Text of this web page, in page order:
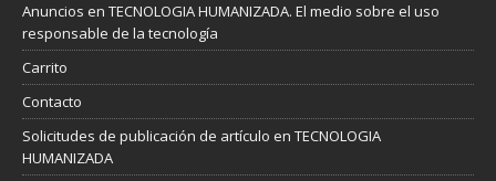
Anuncios en TECNOLOGIA HUMANIZADA. El medio sobre el uso
responsable de la tecnología
Carrito
Contacto
Solicitudes de publicación de artículo en TECNOLOGIA
HUMANIZADA